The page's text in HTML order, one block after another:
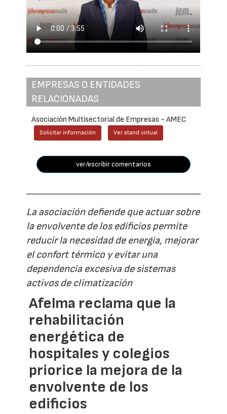
EMPRESAS O ENTIDADES
RELACIONADAS
Asociación Multisectorial de Empresas - AMEC
Solicitar información Ver stand virtual
ver/escribir comentarios
La asociación defiende que actuar sobre
la envolvente de los edificios permite
reducir la necesidad de energía, mejorar
el confort térmico y evitar una
dependencia excesiva de sistemas
activos de climatización
Afelma reclama que la
rehabilitación
energética de
hospitales y colegios
priorice la mejora de la
envolvente de los
edificios